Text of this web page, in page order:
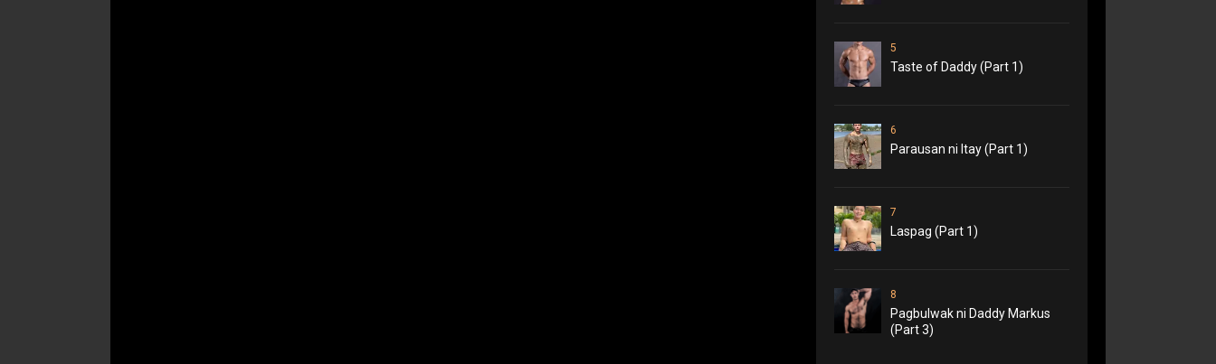
5
Taste of Daddy (Part 1)
6
Parausan ni Itay (Part 1)
7
Laspag (Part 1)
8
Pagbulwak ni Daddy Markus
(Part 3)